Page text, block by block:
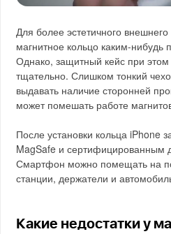
Для более эстетичного
магнитное кольцо каким-
Однако, защитный кейс при этом
тщательно. Слишком тонкий
выдавать наличие сторонней
может помешать работе
После установки кольца iPhone
MagSafe и сертифицированным
Смартфон можно помещать на
станции, держатели и
Какие недостатки у